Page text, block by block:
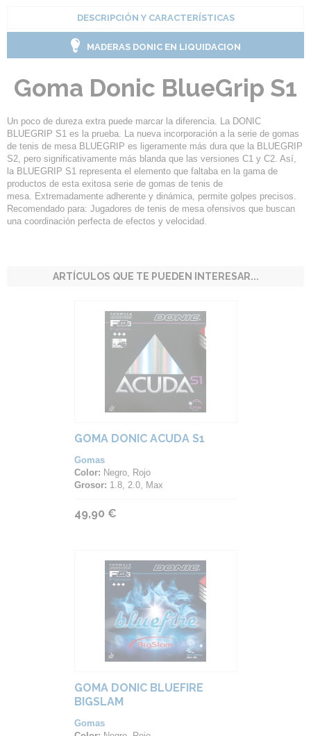
DESCRIPCIÓN Y CARACTERÍSTICAS
MADERAS DONIC EN LIQUIDACION
Goma Donic BlueGrip S1
Un poco de dureza extra puede marcar la diferencia. La DONIC
BLUEGRIP S1 es la prueba. La nueva incorporación a la serie de gomas
de tenis de mesa BLUEGRIP es ligeramente más dura que la BLUEGRIP
S2, pero significativamente más blanda que las versiones C1 y C2. Así,
la BLUEGRIP S1 representa el elemento que faltaba en la gama de
productos de esta exitosa serie de gomas de tenis de
mesa. Extremadamente adherente y dinámica, permite golpes precisos.
Recomendado para: Jugadores de tenis de mesa ofensivos que buscan
una coordinación perfecta de efectos y velocidad.
ARTÍCULOS QUE TE PUEDEN INTERESAR...
GOMA DONIC ACUDA S1
Gomas
Color: Negro, Rojo
Grosor: 1.8, 2.0, Max
49,90 €
GOMA DONIC BLUEFIRE
BIGSLAM
Gomas